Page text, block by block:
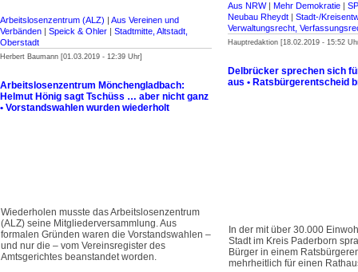
Arbeitslosenzentrum (ALZ) | Aus Vereinen und
Verbänden | Speick & Ohler | Stadtmitte, Altstadt,
Oberstadt
Herbert Baumann [01.03.2019 - 12:39 Uhr]
Arbeitslosenzentrum Mönchengladbach:
Helmut Hönig sagt Tschüss … aber nicht ganz
• Vorstandswahlen wurden wiederholt
Wiederholen musste das Arbeitslosen­zentrum
(ALZ) seine Mitglieder­ver­sammlung. Aus
formalen Gründen waren die Vorstandswahlen –
und nur die – vom Vereinsregister des
Amtsgerichtes beanstandet worden.
Aus NRW| Mehr Demokratie |
Neubau Rheydt | Stadt-/
Verwaltungsrecht,
Hauptredaktion [18.02.2019 - 15:52
Delbrücker sprechen sich
aus • Ratsbürger­entscheid
In der mit über 30.000
Stadt im Kreis Paderborn
Bürger in einem
mehrheitlich für einen